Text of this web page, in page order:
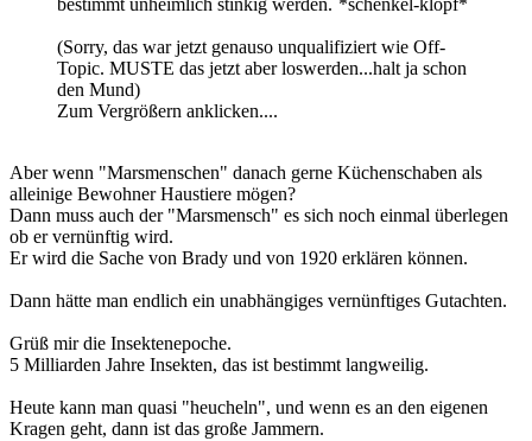
bestimmt unheimlich stinkig werden. *schenkel-klopf*
(Sorry, das war jetzt genauso unqualifiziert wie Off-
Topic. MUSTE das jetzt aber loswerden...halt ja schon
den Mund)
Zum Vergrößern anklicken....
Aber wenn "Marsmenschen" danach gerne Küchenschaben als
alleinige Bewohner Haustiere mögen?
Dann muss auch der "Marsmensch" es sich noch einmal überlegen
ob er vernünftig wird.
Er wird die Sache von Brady und von 1920 erklären können.
Dann hätte man endlich ein unabhängiges vernünftiges Gutachten.
Grüß mir die Insektenepoche.
5 Milliarden Jahre Insekten, das ist bestimmt langweilig.
Heute kann man quasi "heucheln", und wenn es an den eigenen
Kragen geht, dann ist das große Jammern.